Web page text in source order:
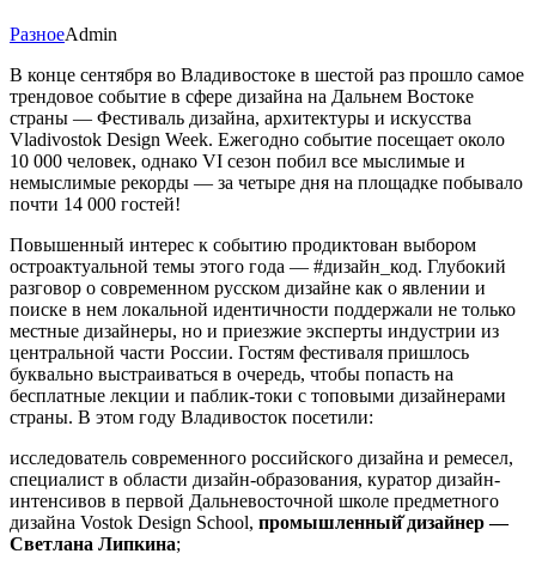
РазноеAdmin
В конце сентября во Владивостоке в шестой раз прошло самое
трендовое событие в сфере дизайна на Дальнем Востоке
страны — Фестиваль дизайна, архитектуры и искусства
Vladivostok Design Week. Ежегодно событие посещает около
10 000 человек, однако VI сезон побил все мыслимые и
немыслимые рекорды — за четыре дня на площадке побывало
почти 14 000 гостей!
Повышенный интерес к событию продиктован выбором
остроактуальной темы этого года — #дизайн_код. Глубокий
разговор о современном русском дизайне как о явлении и
поиске в нем локальной идентичности поддержали не только
местные дизайнеры, но и приезжие эксперты индустрии из
центральной части России. Гостям фестиваля пришлось
буквально выстраиваться в очередь, чтобы попасть на
бесплатные лекции и паблик-токи с топовыми дизайнерами
страны. В этом году Владивосток посетили:
исследователь современного российского дизайна и ремесел,
специалист в области дизайн-образования, куратор дизайн-
интенсивов в первой Дальневосточной школе предметного
дизайна Vostok Design School, промышленный̆ дизайнер —
Светлана Липкина;